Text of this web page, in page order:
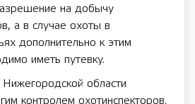
на добычу
а в случае охоты в
дополнительно к этим
иметь путевку.
области
контролем охотинспекторов.